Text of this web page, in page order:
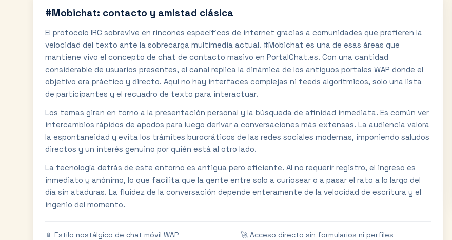
#Mobichat: contacto y amistad clásica
El protocolo IRC sobrevive en rincones específicos de internet gracias a comunidades que prefieren la
velocidad del texto ante la sobrecarga multimedia actual. #Mobichat es una de esas áreas que
mantiene vivo el concepto de chat de contacto masivo en PortalChat.es. Con una cantidad
considerable de usuarios presentes, el canal replica la dinámica de los antiguos portales WAP donde el
objetivo era práctico y directo. Aquí no hay interfaces complejas ni feeds algorítmicos, solo una lista
de participantes y el recuadro de texto para interactuar.
Los temas giran en torno a la presentación personal y la búsqueda de afinidad inmediata. Es común ver
intercambios rápidos de apodos para luego derivar a conversaciones más extensas. La audiencia valora
la espontaneidad y evita los trámites burocráticos de las redes sociales modernas, imponiendo saludos
directos y un interés genuino por quién está al otro lado.
La tecnología detrás de este entorno es antigua pero eficiente. Al no requerir registro, el ingreso es
inmediato y anónimo, lo que facilita que la gente entre solo a curiosear o a pasar el rato a lo largo del
día sin ataduras. La fluidez de la conversación depende enteramente de la velocidad de escritura y el
ingenio del momento.
📱 Estilo nostálgico de chat móvil WAP
🚀 Acceso directo sin formularios ni perfiles